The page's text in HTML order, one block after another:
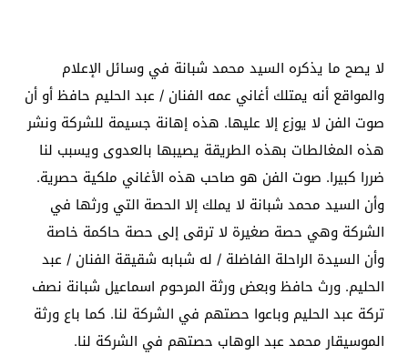
لا يصح ما يذكره السيد محمد شبانة في وسائل الإعلام
والمواقع أنه يمتلك أغاني عمه الفنان / عبد الحليم حافظ أو أن
صوت الفن لا يوزع إلا عليها. هذه إهانة جسيمة للشركة ونشر
هذه المغالطات بهذه الطريقة يصيبها بالعدوى ويسبب لنا
ضررا كبيرا. صوت الفن هو صاحب هذه الأغاني ملكية حصرية.
وأن السيد محمد شبانة لا يملك إلا الحصة التي ورثها في
الشركة وهي حصة صغيرة لا ترقى إلى حصة حاكمة خاصة
وأن السيدة الراحلة الفاضلة / له شبابه شقيقة الفنان / عبد
الحليم. ورث حافظ وبعض ورثة المرحوم اسماعيل شبانة نصف
تركة عبد الحليم وباعوا حصتهم في الشركة لنا. كما باع ورثة
الموسيقار محمد عبد الوهاب حصتهم في الشركة لنا.